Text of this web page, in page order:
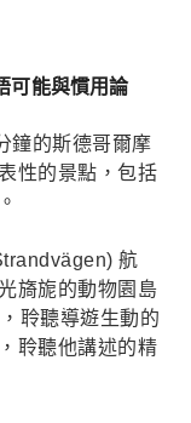
可能與慣用論
鐘的斯德哥爾摩
性的景點，包括
航
旖旎的動物園島
聆聽導遊生動的
聆聽他講述的精